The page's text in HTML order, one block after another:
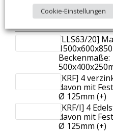
Zubehör:
[LLS63/20]
Beckenmaße:
[KRF] 4
davon mit
Ø 125mm (+)
[KRF/I] 4
davon mit
Ø 125mm (+)
Cookie-Einstellungen